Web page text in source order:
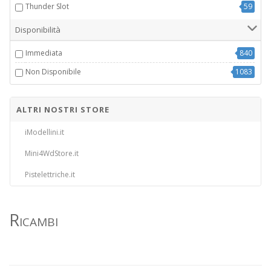
Thunder Slot
59
Disponibilità
Immediata
840
Non Disponibile
1083
ALTRI NOSTRI STORE
iModellini.it
Mini4WdStore.it
Pistelettriche.it
Ricambi